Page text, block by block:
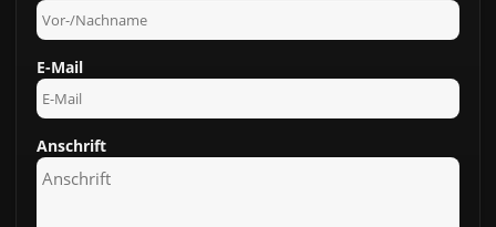
E-Mail
Anschrift